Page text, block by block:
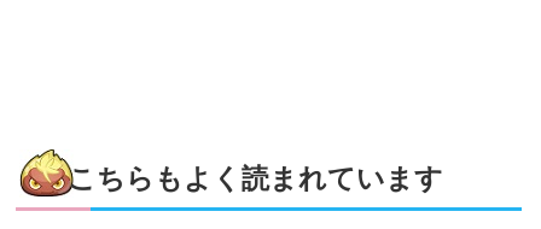
こちらもよく読まれています